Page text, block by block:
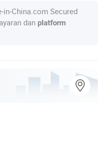
in-China.com Secured
dan platform